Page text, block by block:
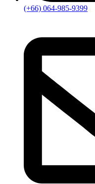
(+66) 064-985-9399